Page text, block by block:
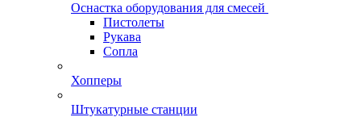
Оснастка оборудования для смесей
Пистолеты
Рукава
Сопла
Хопперы
Штукатурные станции